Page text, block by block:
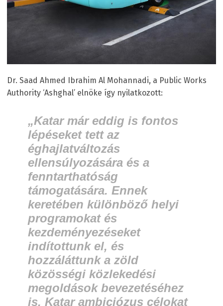
Dr. Saad Ahmed Ibrahim Al Mohannadi, a Public Works
Authority ‘Ashghal’ elnöke így nyilatkozott:
„Katar már eddig is fontos
lépéseket tett az
éghajlatváltozás
ellensúlyozására és a
fenntarthatóság
támogatására. Ennek
keretében különböző helyi
programokat és
kezdeményezéseket
indítottunk el, és
hozzáláttunk a zöld
közösségi közlekedési
megoldások bevezetéséhez
is. Katar ambiciózus célokat